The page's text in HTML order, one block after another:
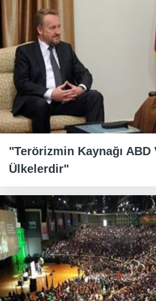
"Terörizmin Kaynağı ABD
Ülkelerdir"